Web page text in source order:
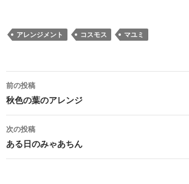
アレンジメント コスモス マユミ
投
稿
ナ
ビ
前の投稿
秋色の葉のアレンジ
次の投稿
ある日のみゃあちん